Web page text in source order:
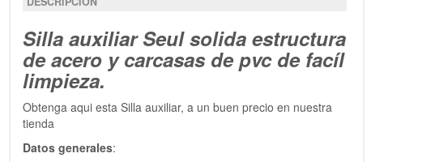
Silla auxiliar Seul solida estructura
de acero y carcasas de pvc de facíl
limpieza.
Obtenga aqui esta Silla auxiliar, a un buen precio en nuestra
tienda
Datos generales: